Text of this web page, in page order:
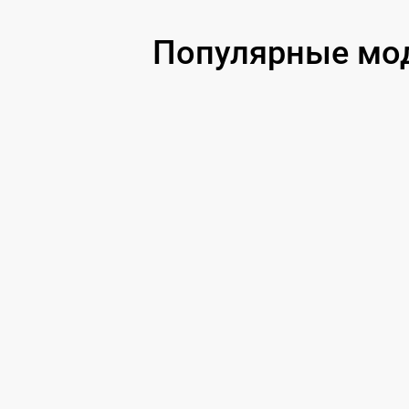
Ремонт цепи питания
Популярные